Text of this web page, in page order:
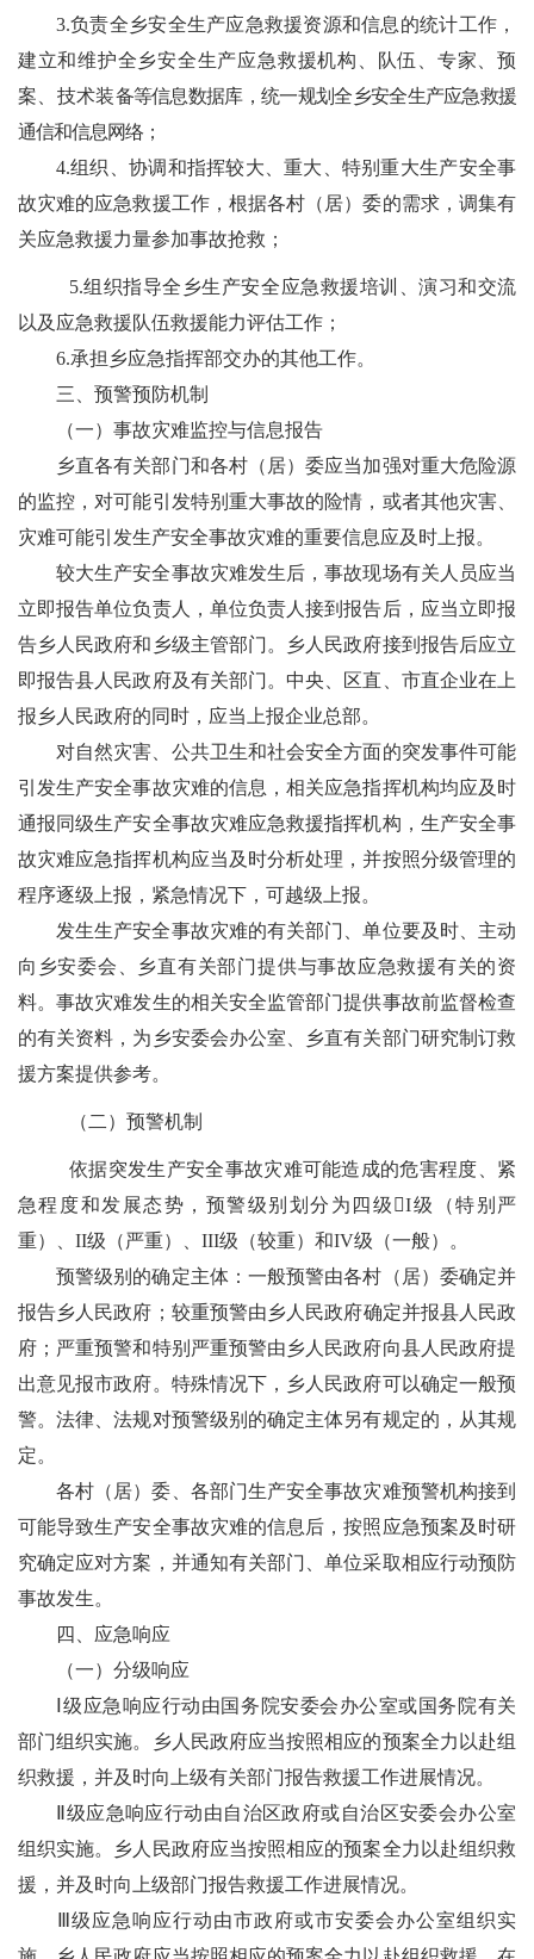
3.负责全乡安全生产应急救援资源和信息的统计工作，
建立和维护全乡安全生产应急救援机构、队伍、专家、预
案、技术装备等信息数据库，统一规划全乡安全生产应急救援
通信和信息网络；
4.组织、协调和指挥较大、重大、特别重大生产安全事
故灾难的应急救援工作，根据各村（居）委的需求，调集有
关应急救援力量参加事故抢救；
5.组织指导全乡生产安全应急救援培训、演习和交流
以及应急救援队伍救援能力评估工作；
6.承担乡应急指挥部交办的其他工作。
三、 预警预防机制
（一） 事故灾难监控与信息报告
乡直各有关部门和各村（居）委应当加强对重大危险源
的监控，对可能引发特别重大事故的险情，或者其他灾害、
灾难可能引发生产安全事故灾难的重要信息应及时上报。
较大生产安全事故灾难发生后，事故现场有关人员应当
立即报告单位负责人，单位负责人接到报告后，应当立即报
告乡人民政府和乡级主管部门。乡人民政府接到报告后应立
即报告县 人民政府及有关部门。中央、区直、市直企业在上
报乡人民政府的同时，应当上报企业总部。
对自然灾害、公共卫生和社会安全方面的突发事件可能
引发生产安全事故灾难的信息，相关应急指挥机构均应及时
通报同级生产安全事故灾难应急救援指挥机构，生产安全事
故灾难应急指挥机构应当及时分析处理，并按照分级管理的
程序逐级上报，紧急情况下，可越级上报。
发生生产安全事故灾难的有关部门、单位要及时、主动
向乡安委会、乡直有关部门提供与事故应急救援有关的资
料。事故灾难发生的相关安全监管部门提供事故前监督检查
的有关资料，为乡安委会办公室、乡直有关部门研究制订救
援方案提供参考。
（ 二） 预警机制
依据突发生产安全事故灾难可能造成的危害程度、紧
急程度和发展态势 ，预警级别划分为四级 I级（特别严
重）、 II级（严重）、 III级（较重）和IV级（一般）。
预警级别的确定主体：一般预警由各村（居）委确定并
报告乡人民政府 ；较重预警由乡 人民政府确定并报县人民政
府 ；严重预警和特别严重预警由乡人民政府向县人民政府提
出意见报市政府。特殊情况下， 乡人民政府可以确定一般预
警。法律、法规对预警级别的确定主体另有规定的，从其规
定。
各村（居）委 、各部门生产安全事故灾难预警机构接到
可能导致生产安全事故灾难的信息后，按照应急预案及时研
究确定应对方案，并通知有关部门、单位采取相应行动预防
事故发生。
四、 应急响应
（一） 分级响应
Ⅰ级应急响应行动由国务院安委会办公室或国务院有关
部门组织实施。
乡人民政府应当按照相应的预案全力以赴组
织救援，并及时向上级有关部门报告救援工作进展情况。
级应急响应行动由自治区政府或自治区安委会办公室
组织实施。 乡 人民政府应当按照相应的预案全力以赴组织救
援，并及时向上级部门报告救援工作进展情况。
级应急响应行动由市政府或市安委会办公室组织实